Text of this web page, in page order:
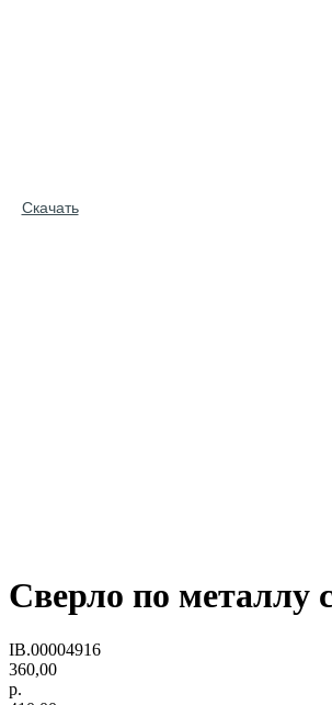
Скачать
Сверло по металлу
IB.00004916
360,00
р.